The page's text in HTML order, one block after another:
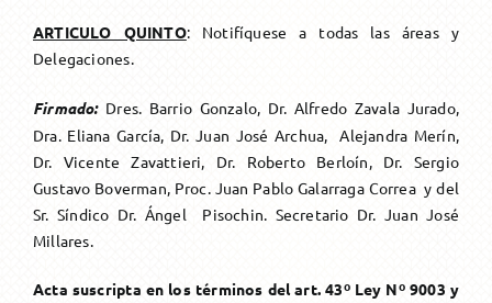
ARTICULO QUINTO: Notifíquese a todas las áreas y
Delegaciones.
Firmado:Dres. Barrio Gonzalo, Dr. Alfredo Zavala Jurado,
Dra. Eliana García, Dr. Juan José Archua, Alejandra Merín,
Dr. Vicente Zavattieri, Dr. Roberto Berloín, Dr. Sergio
Gustavo Boverman, Proc. Juan Pablo Galarraga Correa y del
Sr. Síndico Dr. Ángel Pisochin. Secretario Dr. Juan José
Millares
Acta suscripta en los términos del art. 43º Ley Nº 9003 y